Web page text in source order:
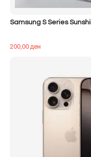
Samsung S Series
200,00ден